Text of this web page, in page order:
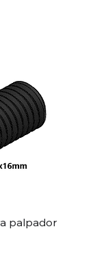
palpador